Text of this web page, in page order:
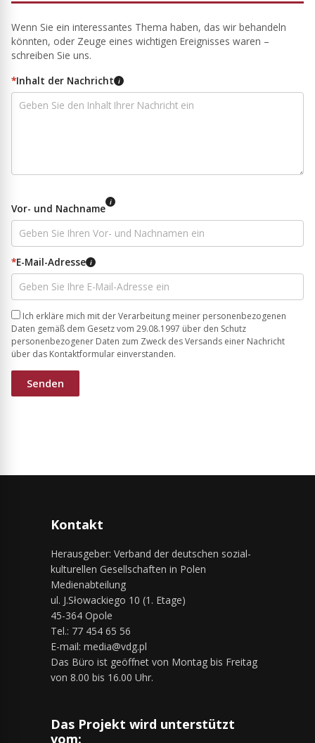
Wenn Sie ein interessantes Thema haben, das wir behandeln
könnten, oder Zeuge eines wichtigen Ereignisses waren –
schreiben Sie uns.
*Inhalt der Nachricht i
Vor- und Nachname i
*E-Mail-Adresse i
Ich erkläre mich mit der Verarbeitung meiner personenbezogenen
Daten gemäß dem Gesetz vom 29.08.1997 über den Schutz
personenbezogener Daten zum Zweck des Versands einer Nachricht
über das Kontaktformular einverstanden.
Kontakt
Herausgeber: Verband der deutschen sozial-
kulturellen Gesellschaften in Polen
Medienabteilung
ul. J.Słowackiego 10 (1. Etage)
45-364 Opole
Tel.: 77 454 65 56
E-mail: media@vdg.pl
Das Büro ist geöffnet von Montag bis Freitag
von 8.00 bis 16.00 Uhr.
Das Projekt wird unterstützt
vom: